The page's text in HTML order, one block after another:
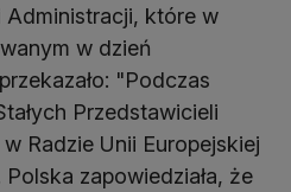
Administracji, które w
w dzień
"Podczas
Przedstawicieli
Radzie Unii Europejskiej
zapowiedziała, że